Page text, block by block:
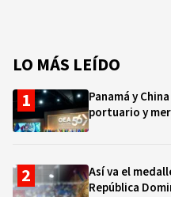
LO MÁS LEÍDO
Panamá y
portuario y
Así va el
República